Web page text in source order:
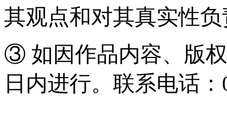
其观点和对其真实性
③ 如因作品内容、版
日内进行。联系电话：